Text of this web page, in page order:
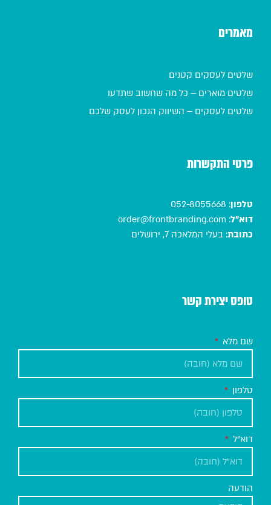
מאמרים
שלטים לעסקים קטנים
שלטים מוארים – כל מה שחשוב שתדעו
שלטים לעסקים – השיווק הנכון לעסק שלכם
פרטי התקשרות
טלפון:
052-8055668
דוא"ל:
order@frontbranding.com
כתובת: בעלי המלאכה 7, ירושלים
טופס יצירת קשר
שם מלא
טלפון
דוא"ל
הודעה